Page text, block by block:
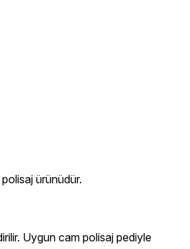
ürünüdür.
Uygun cam polisaj pediyle